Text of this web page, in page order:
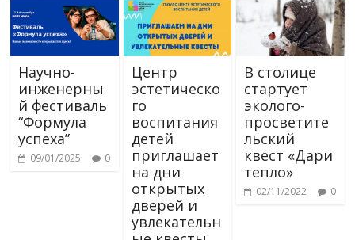
Научно-
инженерны
й фестиваль
“Формула
успеха”
09/01/2025 0
Центр
эстетическо
го
воспитания
детей
приглашает
на дни
открытых
дверей и
увлекательн
В столице
стартует
эколого-
просветите
льский
квест «Дари
тепло»
02/11/2022 0